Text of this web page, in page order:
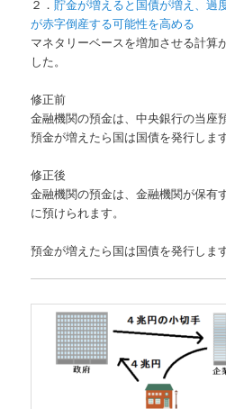
２．貯金が増えると国債が増え、過
が赤字倒産する可能性を高める
マネタリーベースを増加させる計算
した。
修正前
金融機関の預金は、中央銀行の当座
預金が増えたら国は国債を発行します
修正後
金融機関の預金は、金融機関が保有
に預けられます。
預金が増えたら国は国債を発行します